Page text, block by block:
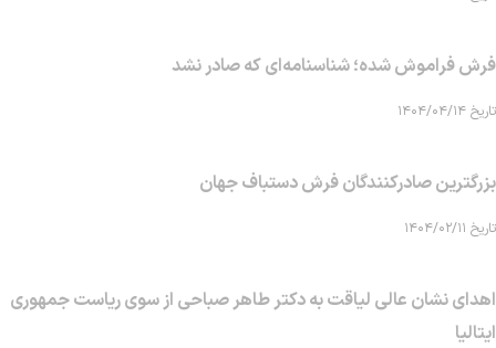
فرش فراموش شده؛ شناسنامه‌ای که صادر نشد
تاریخ ۱۴۰۴/۰۴/۱۴
بزرگترین صادرکنندگان فرش دستباف جهان
تاریخ ۱۴۰۴/۰۲/۱۱
اهدای نشان عالی لیاقت به دکتر طاهر صباحی از سوی ریاست جمهوری
ایتالیا